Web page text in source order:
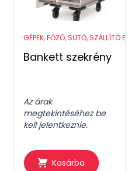
GÉPEK, FŐZŐ, SÜTŐ, SZÁLLÍTÓ
Bankett szekrény
Az árak
megtekintéséhez be
kell jelentkeznie.
Kosárba